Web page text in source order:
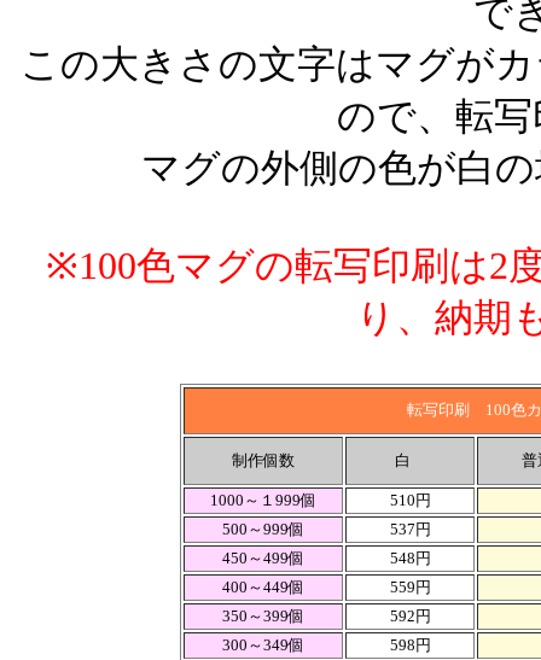
で
この大きさの文字はマグが
ので、転
マグの外側の色が白
※100色マグの転写印刷は2
り、納期
転写印刷 100色
制作個数 白 普
1000～１999個 510円
500～999個
537円
450～499個
548円
400～449個
559円
350～399個
592円
300～349個
598円